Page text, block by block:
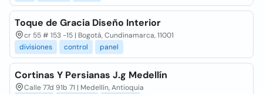
Toque de Gracia Diseño Interior
cr 55 # 153 -15 | Bogotá, Cundinamarca, 11001
divisiones
control panel
Cortinas Y Persianas J.g Medellín
Calle 77d 91b 71 | Medellín, Antioquia